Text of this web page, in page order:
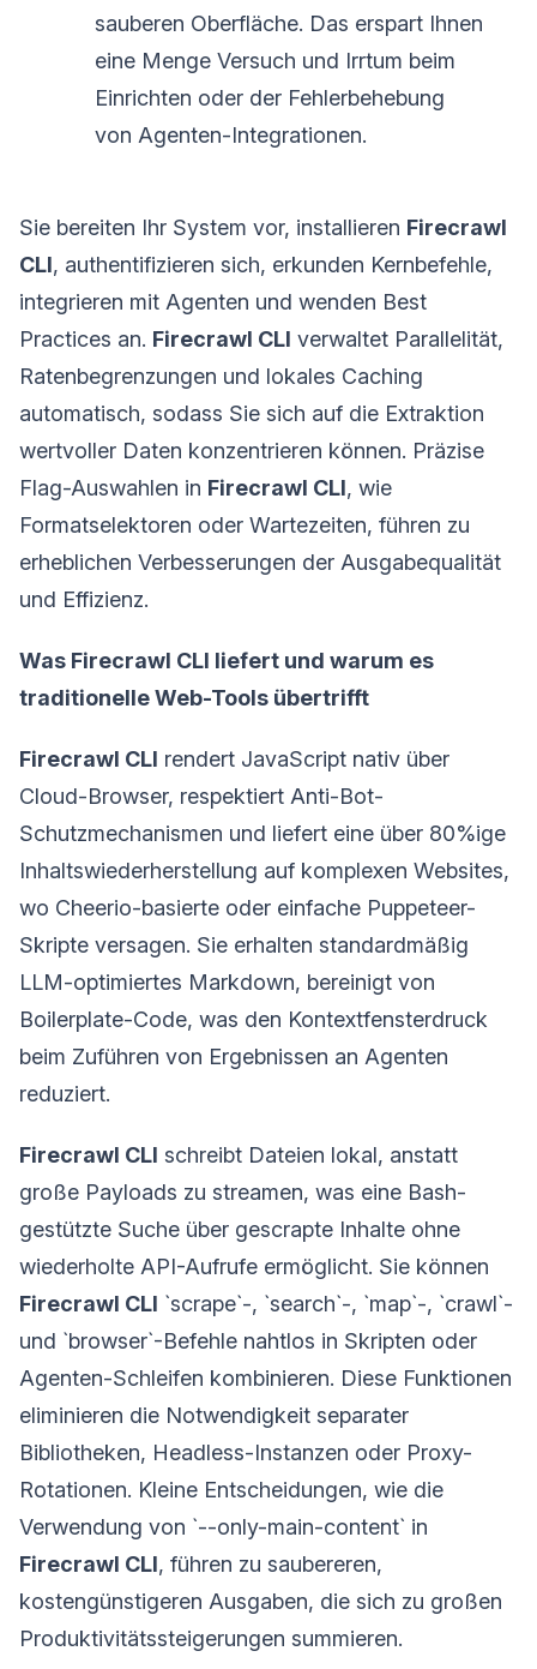
sauberen Oberfläche. Das erspart Ihnen
eine Menge Versuch und Irrtum beim
Einrichten oder der Fehlerbehebung
von Agenten-Integrationen.
Sie bereiten Ihr System vor, installieren Firecrawl
CLI, authentifizieren sich, erkunden Kernbefehle,
integrieren mit Agenten und wenden Best
Practices an. Firecrawl CLI verwaltet Parallelität,
Ratenbegrenzungen und lokales Caching
automatisch, sodass Sie sich auf die Extraktion
wertvoller Daten konzentrieren können. Präzise
Flag-Auswahlen in Firecrawl CLI, wie
Formatselektoren oder Wartezeiten, führen zu
erheblichen Verbesserungen der Ausgabequalität
und Effizienz.
Was Firecrawl CLI liefert und warum es
traditionelle Web-Tools übertrifft
Firecrawl CLI rendert JavaScript nativ über
Cloud-Browser, respektiert Anti-Bot-
Schutzmechanismen und liefert eine über 80%ige
Inhaltswiederherstellung auf komplexen Websites,
wo Cheerio-basierte oder einfache Puppeteer-
Skripte versagen. Sie erhalten standardmäßig
LLM-optimiertes Markdown, bereinigt von
Boilerplate-Code, was den Kontextfensterdruck
beim Zuführen von Ergebnissen an Agenten
reduziert.
Firecrawl CLI schreibt Dateien lokal, anstatt
große Payloads zu streamen, was eine Bash-
gestützte Suche über gescrapte Inhalte ohne
wiederholte API-Aufrufe ermöglicht. Sie können
Firecrawl CLI `scrape`-, `search`-, `map`-, `crawl`-
und `browser`-Befehle nahtlos in Skripten oder
Agenten-Schleifen kombinieren. Diese Funktionen
eliminieren die Notwendigkeit separater
Bibliotheken, Headless-Instanzen oder Proxy-
Rotationen. Kleine Entscheidungen, wie die
Verwendung von `--only-main-content` in
Firecrawl CLI, führen zu saubereren,
kostengünstigeren Ausgaben, die sich zu großen
Produktivitätssteigerungen summieren.